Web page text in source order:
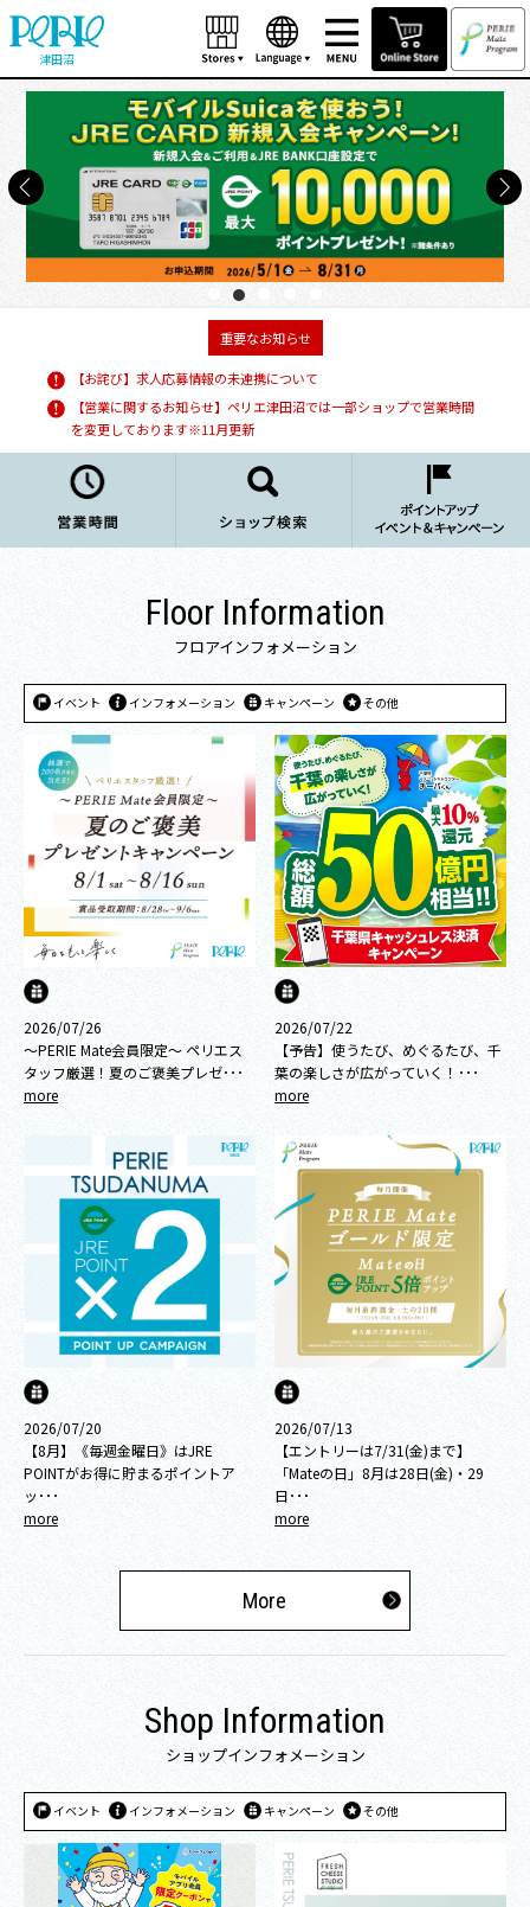
津田沼
重要なお知らせ
【お詫び】求人応募情報の未連携について
【営業に関するお知らせ】ペリエ津田沼では一部ショップで営業時間
を変更しております※11月更新
Floor Information
フロアインフォメーション
イベント インフォメーション キャンペーン その他
2026/07/26
～PERIE Mate会員限定〜 ペリエス
タッフ厳選！夏のご褒美プレゼ･･･
more
2026/07/22
【予告】使うたび、めぐるたび、千
葉の楽しさが広がっていく！･･･
more
2026/07/20
【8月】《毎週金曜日》はJRE
POINTがお得に貯まるポイントア
ッ･･･
more
2026/07/13
【エントリーは7/31(金)まで】
「Mateの日」8月は28日(金)・29
日･･･
more
More
Shop Information
ショップインフォメーション
イベント インフォメーション キャンペーン その他